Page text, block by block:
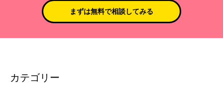
まずは無料で相談してみる
カテゴリー